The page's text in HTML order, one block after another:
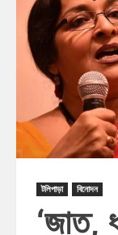
টলিপাড়া বিনোদন
‘জাত,